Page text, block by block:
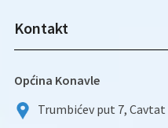
Kontakt
Općina Konavle
Trumbićev put 7, Cavtat